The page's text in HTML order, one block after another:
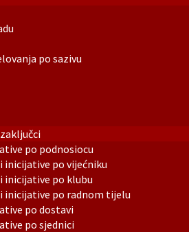
po sazivu
po podnosiocu
inicijative po vijećniku
inicijative po klubu
inicijative po radnom tijelu
po dostavi
po sjednici